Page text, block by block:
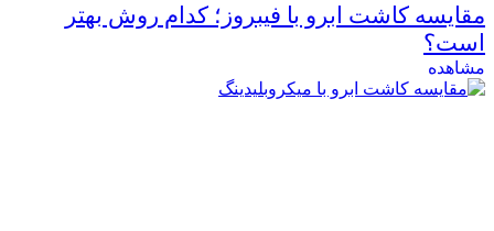
مقایسه کاشت ابرو با فیبروز؛ کدام روش بهتر
است؟
مشاهده